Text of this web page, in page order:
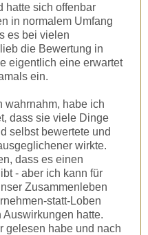
hatte sich offenbar
in normalem Umfang
es bei vielen
die Bewertung in
eigentlich eine erwartet
ein.
wahrnahm, habe ich
dass sie viele Dinge
selbst bewertete und
wirkte.
dass es einen
- aber ich kann für
Zusammenleben
statt-Loben
hatte.
gelesen habe und nach